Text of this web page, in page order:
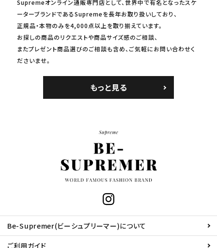
Supremeオンライン通販専門店として、世界中で有名となったスケ
ーターブランドであるSupremeを長年お取り扱いしており、
正規品・本物のみを4,000点以上を取り揃えています。
お探しの商品のリクエストや商品サイズ感のご相談、
またプレゼント商品選びのご相談も含め、ご気軽にお問い合わせく
ださいませ。
もっと見る
Be-Supremer(ビーシュプリーマー)について
ご利用ガイド